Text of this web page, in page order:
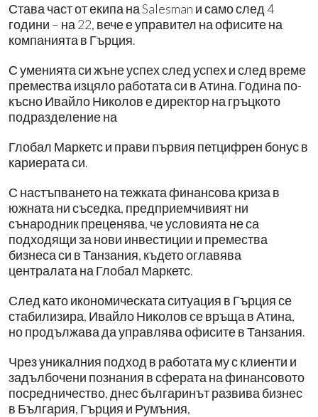
Става част от екипа на Salesman и само след 4
години – на 22, вече е управител на офисите на
компанията в Гърция.
С уменията си жъне успех след успех и след време
премества изцяло работата си в Атина. Година по-
късно Ивайло Николов е директор на гръцкото
подразделение на
Глобал Маркетс и прави първия петцифрен бонус в
кариерата си.
С настъпването на тежката финансова криза в
южната ни съседка, предприемчивият ни
сънародник преценява, че условията не са
подходящи за нови инвестиции и премества
бизнеса си в Танзания, където оглавява
централата на Глобал Маркетс.
След като икономическата ситуация в Гърция се
стабилизира, Ивайло Николов се връща в Атина,
но продължава да управлява офисите в Танзания.
Чрез уникалния подход в работата му с клиенти и
задълбочени познания в сферата на финансовото
посредничество, днес българинът развива бизнес
в България, Гърция и Румъния,